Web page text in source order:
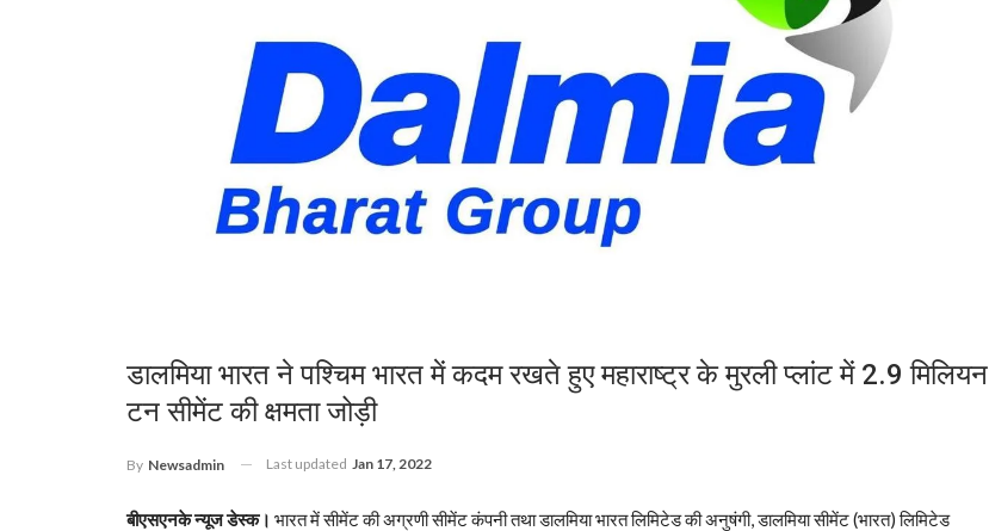
डालमिया भारत ने पश्चिम भारत में कदम रखते हुए महाराष्‍ट्र के मुरली प्‍लांट में 2.9 मिलियन
टन सीमेंट की क्षमता जोड़ी
By Newsadmin Last updated Jan 17, 2022
बीएसएनके न्यूज डेस्क। भारत में सीमेंट की अग्रणी सीमेंट कंपनी तथा डालमिया भारत लिमिटेड की अनुषंगी, डालमिया सीमेंट (भारत) लिमिटेड